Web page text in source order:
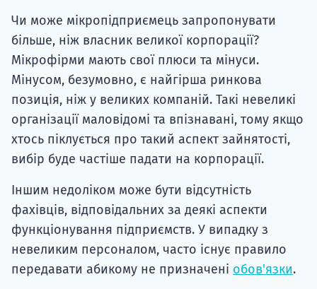
Чи може мікропідприємець запропонувати
більше, ніж власник великої корпорації?
Мікрофірми мають свої плюси та мінуси.
Мінусом, безумовно, є найгірша ринкова
позиція, ніж у великих компаній. Такі невеликі
організації маловідомі та впізнавані, тому якщо
хтось піклується про такий аспект зайнятості,
вибір буде частіше падати на корпорації.
Іншим недоліком може бути відсутність
фахівців, відповідальних за деякі аспекти
функціонування підприємств. У випадку з
невеликим персоналом, часто існує правило
передавати абикому не призначені обов'язки.